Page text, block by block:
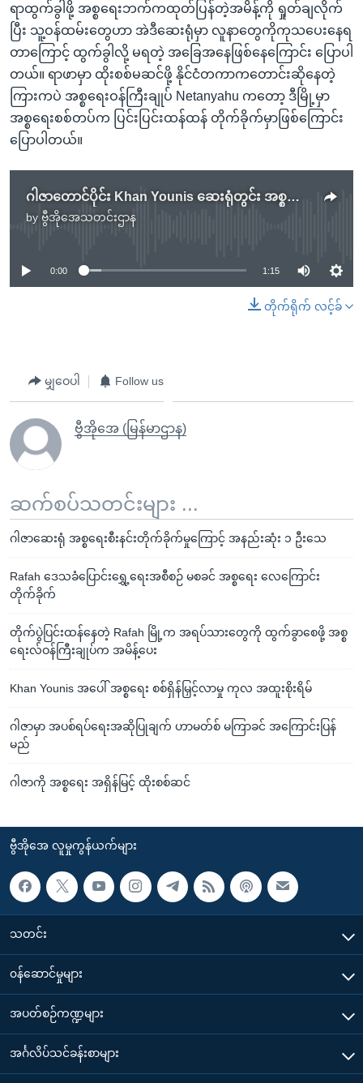
ရာထွက်ခွါဖို့ အစ္စရေးဘက်ကထုတ်ပြန်တဲ့အမိန့်ကို ရှုတ်ချလိုက်
ပြီး သူ့ဝန်ထမ်းတွေဟာ အဲဒီဆေးရုံမှာ လူနာတွေကိုကုသပေးနေရ
တာကြောင့် ထွက်ခွါလို့ မရတဲ့ အခြေအနေဖြစ်နေကြောင်း ပြောပါ
တယ်။ ရာဖာမှာ ထိုးစစ်မဆင်ဖို့ နိုင်ငံတကာကတောင်းဆိုနေတဲ့
ကြားကပဲ အစ္စရေးဝန်ကြီးချုပ် Netanyahu ကတော့ ဒီမြို့မှာ
အစ္စရေးစစ်တပ်က ပြင်းပြင်းထန်ထန် တိုက်ခိုက်မှာဖြစ်ကြောင်း
ပြောပါတယ်။
ဂါဇာတောင်ပိုင်း Khan Younis ဆေးရုံတွင်း အစ္စရေးစစ်ဆင်ခဲ့
by ဗွီအိုအေသတင်းဌာန
No media source currently available
0:00 1:15
တိုက်ရိုက် လင့်ခ်
မျှဝေပါ Follow us
ဗွီအိုအေ (မြန်မာဌာန)
ဆက်စပ်သတင်းများ ...
ဂါဇာဆေးရုံ အစ္စရေးစီးနင်းတိုက်ခိုက်မှုကြောင့် အနည်းဆုံး ၁ ဦးသေ
Rafah ဒေသခံပြောင်းရွှေ့ရေးအစီစဉ် မစခင် အစ္စရေး လေကြောင်း
တိုက်ခိုက်
တိုက်ပွဲပြင်းထန်နေတဲ့ Rafah မြို့က အရပ်သားတွေကို ထွက်ခွာစေဖို့ အစ္စ
ရေးလ်ဝန်ကြီးချုပ်က အမိန့်ပေး
Khan Younis အပေါ် အစ္စရေး စစ်ရှိန်မြှင့်လာမှု ကုလ အထူးစိုးရိမ်
ဂါဇာမှာ အပစ်ရပ်ရေးအဆိုပြုချက် ဟာမတ်စ် မကြာခင် အကြောင်းပြန်
မည်
ဂါဇာကို အစ္စရေး အရှိန်မြင့် ထိုးစစ်ဆင်
ဗွီအိုအေ လူမှုကွန်ယက်များ
သတင်း
၀န်ဆောင်မှုများ
အပတ်စဉ်ကဏ္ဍများ
အင်္ဂလိပ်သင်ခန်းစာများ